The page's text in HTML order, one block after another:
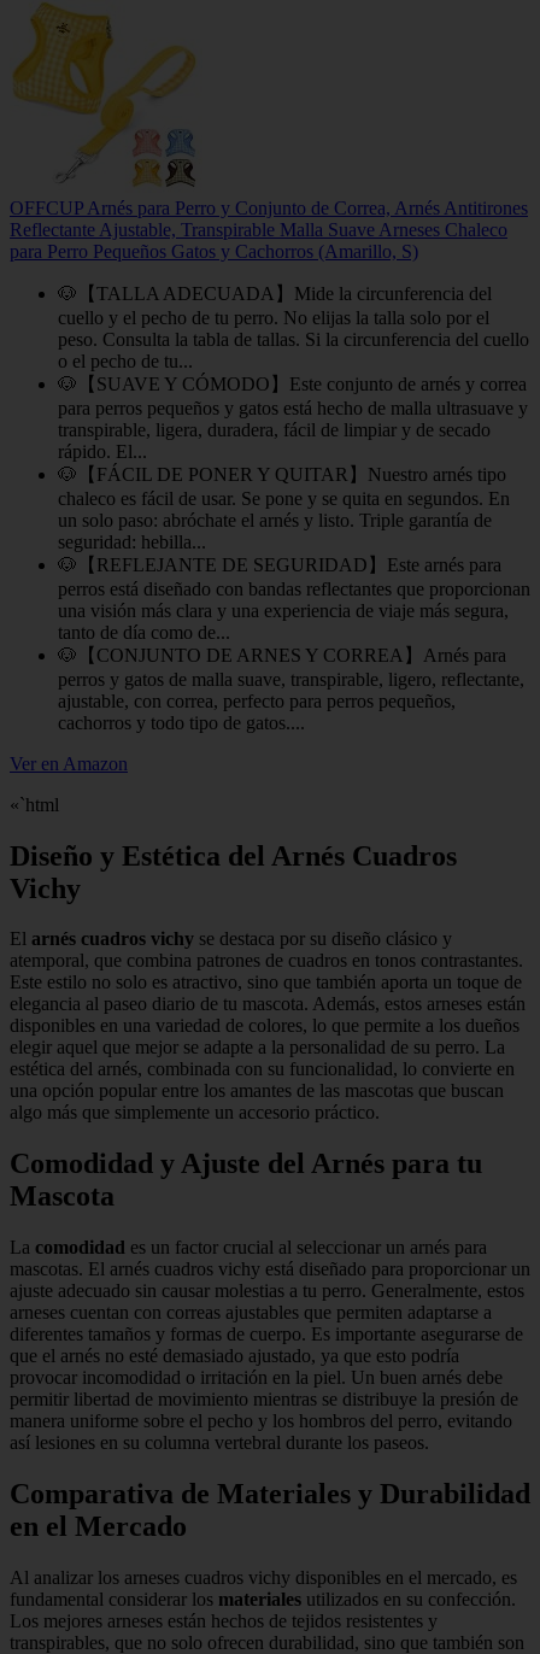
OFFCUP Arnés para Perro y Conjunto de Correa, Arnés Antitirones
Reflectante Ajustable, Transpirable Malla Suave Arneses Chaleco
para Perro Pequeños Gatos y Cachorros (Amarillo, S)
🐶【TALLA ADECUADA】Mide la circunferencia del
cuello y el pecho de tu perro. No elijas la talla solo por el
peso. Consulta la tabla de tallas. Si la circunferencia del cuello
o el pecho de tu...
🐶【SUAVE Y CÓMODO】Este conjunto de arnés y correa
para perros pequeños y gatos está hecho de malla ultrasuave y
transpirable, ligera, duradera, fácil de limpiar y de secado
rápido. El...
🐶【FÁCIL DE PONER Y QUITAR】Nuestro arnés tipo
chaleco es fácil de usar. Se pone y se quita en segundos. En
un solo paso: abróchate el arnés y listo. Triple garantía de
seguridad: hebilla...
🐶【REFLEJANTE DE SEGURIDAD】Este arnés para
perros está diseñado con bandas reflectantes que proporcionan
una visión más clara y una experiencia de viaje más segura,
tanto de día como de...
🐶【CONJUNTO DE ARNES Y CORREA】Arnés para
perros y gatos de malla suave, transpirable, ligero, reflectante,
ajustable, con correa, perfecto para perros pequeños,
cachorros y todo tipo de gatos....
Ver en Amazon
«`html
Diseño y Estética del Arnés Cuadros
Vichy
El arnés cuadros vichy se destaca por su diseño clásico y
atemporal, que combina patrones de cuadros en tonos contrastantes.
Este estilo no solo es atractivo, sino que también aporta un toque de
elegancia al paseo diario de tu mascota. Además, estos arneses están
disponibles en una variedad de colores, lo que permite a los dueños
elegir aquel que mejor se adapte a la personalidad de su perro. La
estética del arnés, combinada con su funcionalidad, lo convierte en
una opción popular entre los amantes de las mascotas que buscan
algo más que simplemente un accesorio práctico.
Comodidad y Ajuste del Arnés para tu
Mascota
La comodidad es un factor crucial al seleccionar un arnés para
mascotas. El arnés cuadros vichy está diseñado para proporcionar un
ajuste adecuado sin causar molestias a tu perro. Generalmente, estos
arneses cuentan con correas ajustables que permiten adaptarse a
diferentes tamaños y formas de cuerpo. Es importante asegurarse de
que el arnés no esté demasiado ajustado, ya que esto podría
provocar incomodidad o irritación en la piel. Un buen arnés debe
permitir libertad de movimiento mientras se distribuye la presión de
manera uniforme sobre el pecho y los hombros del perro, evitando
así lesiones en su columna vertebral durante los paseos.
Comparativa de Materiales y Durabilidad
en el Mercado
Al analizar los arneses cuadros vichy disponibles en el mercado, es
fundamental considerar los materiales utilizados en su confección.
Los mejores arneses están hechos de tejidos resistentes y
transpirables, que no solo ofrecen durabilidad, sino que también son